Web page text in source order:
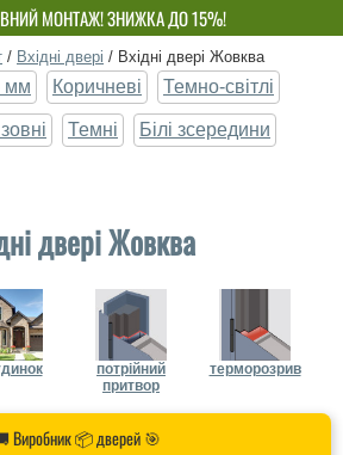
МОНТАЖ! ЗНИЖКА ДО 15%!
НЕ ПЕРЕПЛАЧУЙ!
/ Вхідні двері / Вхідні двері Жовква
мм Коричневі Темно-світлі
Темні Білі зсередини
двері Жовква
потрійний
притвор
терморозрив
Виробник 📦 дверей 🎯